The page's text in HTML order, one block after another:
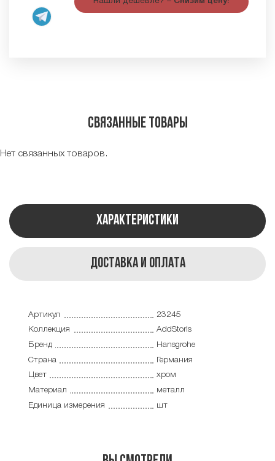
Связанные товары
Нет связанных товаров.
Характеристики
Доставка и оплата
Артикул
23245
Коллекция
AddStoris
Бренд
Hansgrohe
Страна
Германия
Цвет
хром
Материал
металл
Единица измерения
шт